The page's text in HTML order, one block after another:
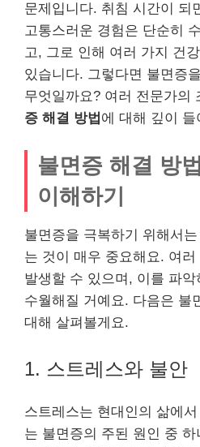
문제입니다. 취침 시간이 되
고통스러운 경험은 단순히
고, 그로 인해 여러 가지 건
있습니다. 그렇다면 불면증
무엇일까요? 여러 전문가의
증 해결 방법 에 대해 깊이
불면증 해결 방
이해하기
불면증을 극복하기 위해서
는 것이 매우 중요해요. 여
발생할 수 있으며, 이를 파
수월해질 거예요. 다음은 불
대해 살펴볼게요.
1. 스트레스와 불안
스트레스는 현대인의 삶에
는 불면증의 주된 원인 중